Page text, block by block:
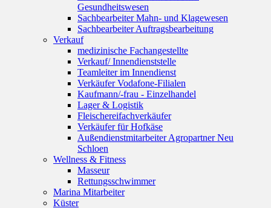
Gesundheitswesen
Sachbearbeiter Mahn- und Klagewesen
Sachbearbeiter Auftragsbearbeitung
Verkauf
medizinische Fachangestellte
Verkauf/ Innendienststelle
Teamleiter im Innendienst
Verkäufer Vodafone-Filialen
Kaufmann/-frau - Einzelhandel
Lager & Logistik
Fleischereifachverkäufer
Verkäufer für Hofkäse
Außendienstmitarbeiter Agropartner Neu
Schloen
Wellness & Fitness
Masseur
Rettungsschwimmer
Marina Mitarbeiter
Küster